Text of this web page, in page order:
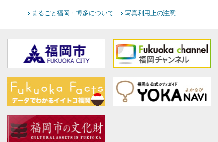
まるごと福岡・博多について 写真利用上の注意